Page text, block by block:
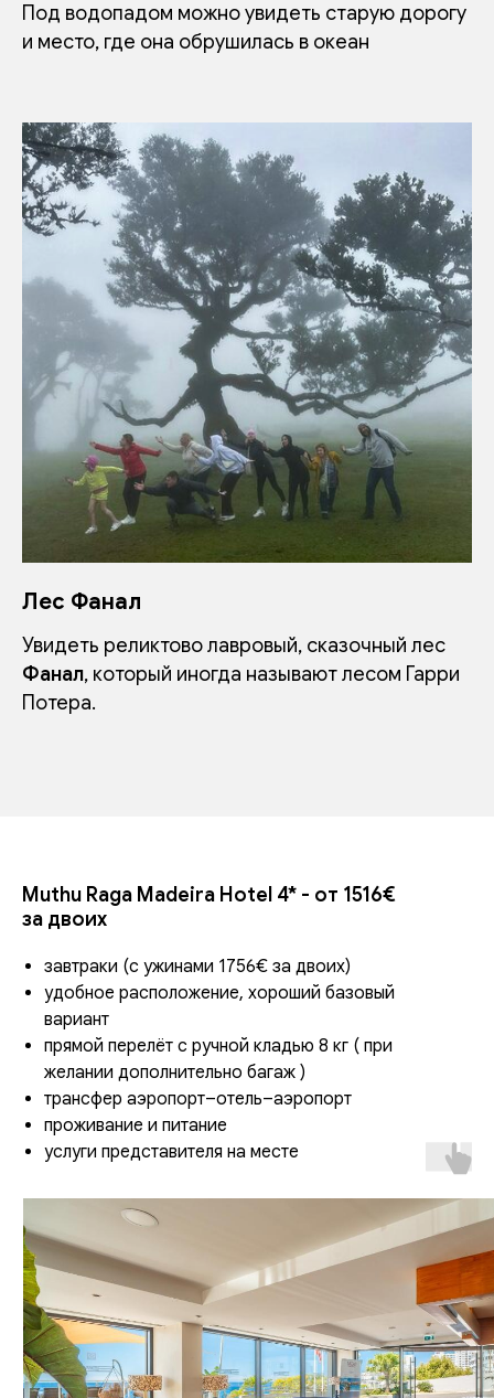
Под водопадом можно увидеть старую дорогу
и место, где она обрушилась в океан
Лес Фанал
Увидеть реликтово лавровый, сказочный лес
Фанал, который иногда называют лесом Гарри
Потера.
Muthu Raga Madeira Hotel 4* - от 1516€
за двоих
завтраки (с ужинами 1756€ за двоих)
удобное расположение, хороший базовый
вариант
прямой перелёт с ручной кладью 8 кг ( при
желании дополнительно багаж )
трансфер аэропорт–отель–аэропорт
проживание и питание
услуги представителя на месте